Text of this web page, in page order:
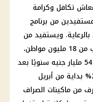
تكافل وكرامة
15 يونيو، للمستفيدين من برنامج
ويستفيد من
البرنامج نحو 4.7 مليون أسرة، بما يقرب من 18 مليون مواطن،
وفق منظومة دعم تبلغ موازنتها نحو 54 مليار جنيه سنويًا بعد
إقرار الزيادة الدائمة الأخيرة بنسبة 25% بداية من أبريل
من ماكينات الصراف